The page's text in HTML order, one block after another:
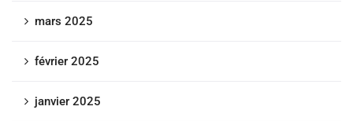
mars 2025
février 2025
janvier 2025